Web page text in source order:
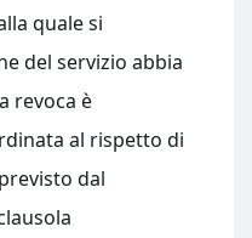
quale si
del servizio abbia
revoca è
al rispetto di
dal